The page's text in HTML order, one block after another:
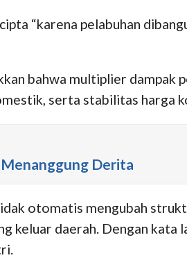
“karena pelabuhan
bahwa multiplier
serta stabilitas harga
Derita
otomatis mengubah
daerah. Dengan kata